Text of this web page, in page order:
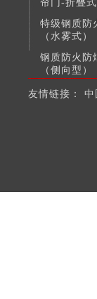
帘门-折叠式
特级钢质防
（水雾式）
钢质防火防
（侧向型）
钢质复合防
友情链接： 中